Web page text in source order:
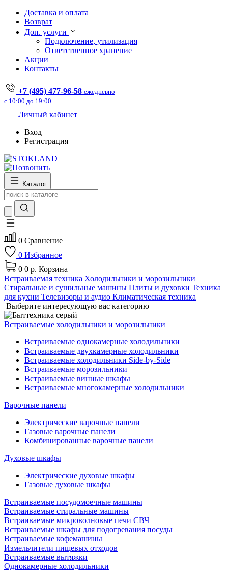
Доставка и оплата
Возврат
Доп. услуги
Подключение, утилизация
Ответственное хранение
Акции
Контакты
+7 (495) 477-96-58 ежедневно
с 10:00 до 19:00
Личный кабинет
Вход
Регистрация
Каталог
0 Сравнение
0 Избранное
0 0 р. Корзина
Встраиваемая техника Холодильники и морозильники
Стиральные и сушильные машины Плиты и духовки Техника
для кухни Телевизоры и аудио Климатическая техника
Выберите интересующую вас категорию
Встраиваемые холодильники и морозильники
Встраиваемые однокамерные холодильники
Встраиваемые двухкамерные холодильники
Встраиваемые холодильники Side-by-Side
Встраиваемые морозильники
Встраиваемые винные шкафы
Встраиваемые многокамерные холодильники
Варочные панели
Электрические варочные панели
Газовые варочные панели
Комбинированные варочные панели
Духовые шкафы
Электрические духовые шкафы
Газовые духовые шкафы
Встраиваемые посудомоечные машины
Встраиваемые стиральные машины
Встраиваемые микроволновые печи СВЧ
Встраиваемые шкафы для подогревания посуды
Встраиваемые кофемашины
Измельчители пищевых отходов
Встраиваемые вытяжки
Однокамерные холодильники